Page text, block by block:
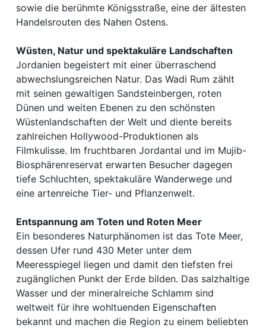
sowie die berühmte Königsstraße, eine der ältesten
Handelsrouten des Nahen Ostens.
Wüsten, Natur und spektakuläre Landschaften
Jordanien begeistert mit einer überraschend
abwechslungsreichen Natur. Das Wadi Rum zählt
mit seinen gewaltigen Sandsteinbergen, roten
Dünen und weiten Ebenen zu den schönsten
Wüstenlandschaften der Welt und diente bereits
zahlreichen Hollywood-Produktionen als
Filmkulisse. Im fruchtbaren Jordantal und im Mujib-
Biosphärenreservat erwarten Besucher dagegen
tiefe Schluchten, spektakuläre Wanderwege und
eine artenreiche Tier- und Pflanzenwelt.
Entspannung am Toten und Roten Meer
Ein besonderes Naturphänomen ist das Tote Meer,
dessen Ufer rund 430 Meter unter dem
Meeresspiegel liegen und damit den tiefsten frei
zugänglichen Punkt der Erde bilden. Das salzhaltige
Wasser und der mineralreiche Schlamm sind
weltweit für ihre wohltuenden Eigenschaften
bekannt und machen die Region zu einem beliebten